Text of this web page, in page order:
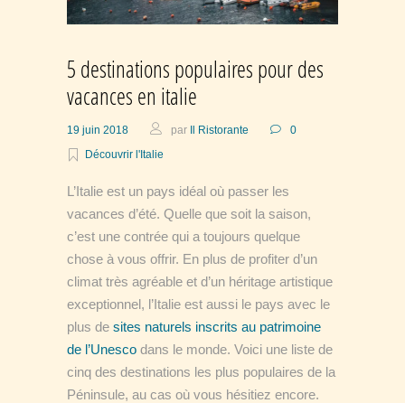
5 destinations populaires pour des
vacances en italie
19 juin 2018 par Il Ristorante
0
Découvrir l'Italie
L’Italie est un pays idéal où passer les
vacances d’été. Quelle que soit la saison,
c’est une contrée qui a toujours quelque
chose à vous offrir. En plus de profiter d’un
climat très agréable et d’un héritage artistique
exceptionnel, l’Italie est aussi le pays avec le
plus de sites naturels inscrits au patrimoine
de l’Unesco dans le monde. Voici une liste de
cinq des destinations les plus populaires de la
Péninsule, au cas où vous hésitiez encore.